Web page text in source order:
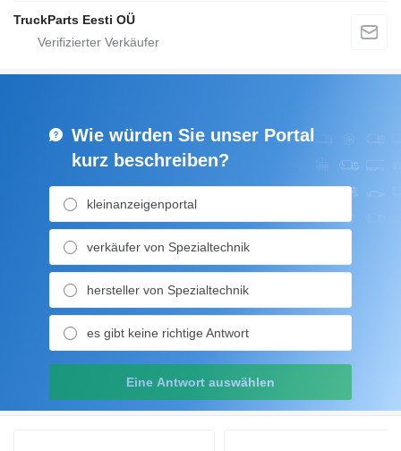
TruckParts Eesti OÜ
Wie würden Sie unser Portal
kurz beschreiben?
kleinanzeigenportal
verkäufer von Spezialtechnik
hersteller von Spezialtechnik
es gibt keine richtige Antwort
Eine Antwort auswählen